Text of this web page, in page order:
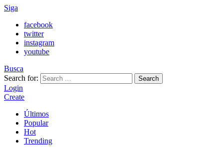
Siga
facebook
twitter
instagram
youtube
Busca
Search for:
Search
Login
Create
Últimos
Popular
Hot
Trending